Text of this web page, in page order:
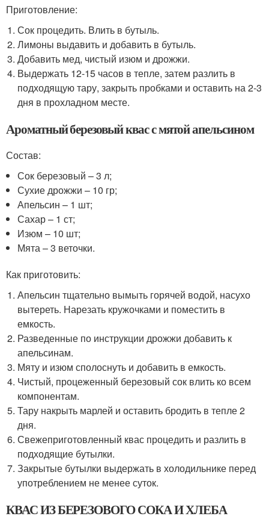
Приготовление:
Сок процедить. Влить в бутыль.
Лимоны выдавить и добавить в бутыль.
Добавить мед, чистый изюм и дрожжи.
Выдержать 12-15 часов в тепле, затем разлить в
подходящую тару, закрыть пробками и оставить на 2-3
дня в прохладном месте.
Ароматный березовый квас с мятой апельсином
Состав:
Сок березовый – 3 л;
Сухие дрожжи – 10 гр;
Апельсин – 1 шт;
Сахар – 1 ст;
Изюм – 10 шт;
Мята – 3 веточки.
Как приготовить:
Апельсин тщательно вымыть горячей водой, насухо
вытереть. Нарезать кружочками и поместить в
емкость.
Разведенные по инструкции дрожжи добавить к
апельсинам.
Мяту и изюм сполоснуть и добавить в емкость.
Чистый, процеженный березовый сок влить ко всем
компонентам.
Тару накрыть марлей и оставить бродить в тепле 2
дня.
Свежеприготовленный квас процедить и разлить в
подходящие бутылки.
Закрытые бутылки выдержать в холодильнике перед
употреблением не менее суток.
КВАС ИЗ БЕРЕЗОВОГО СОКА И ХЛЕБА